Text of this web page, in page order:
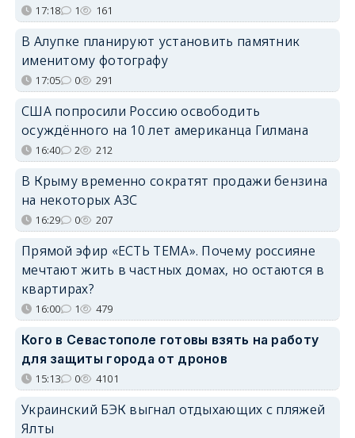
17:18 1 161
В Алупке планируют установить памятник
именитому фотографу
17:05 0 291
США попросили Россию освободить
осуждённого на 10 лет американца Гилмана
16:40 2 212
В Крыму временно сократят продажи бензина
на некоторых АЗС
16:29 0 207
Прямой эфир «ЕСТЬ ТЕМА». Почему россияне
мечтают жить в частных домах, но остаются в
квартирах?
16:00 1 479
Кого в Севастополе готовы взять на работу
для защиты города от дронов
15:13 0 4101
Украинский БЭК выгнал отдыхающих с пляжей
Ялты